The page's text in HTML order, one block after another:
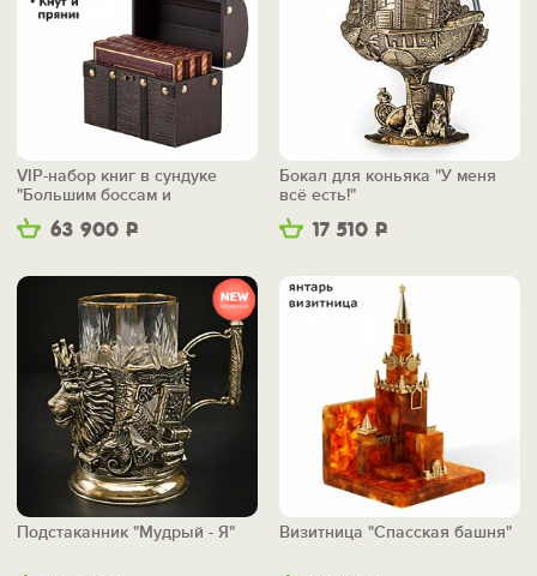
63 900 Р
VIP-набор книг в сундуке
"Большим боссам и
маленьким"
17 510 Р
Бокал для коньяка "У меня
всё есть!"
Подстаканник "Мудрый - Я" Визитница "Спасская башня"